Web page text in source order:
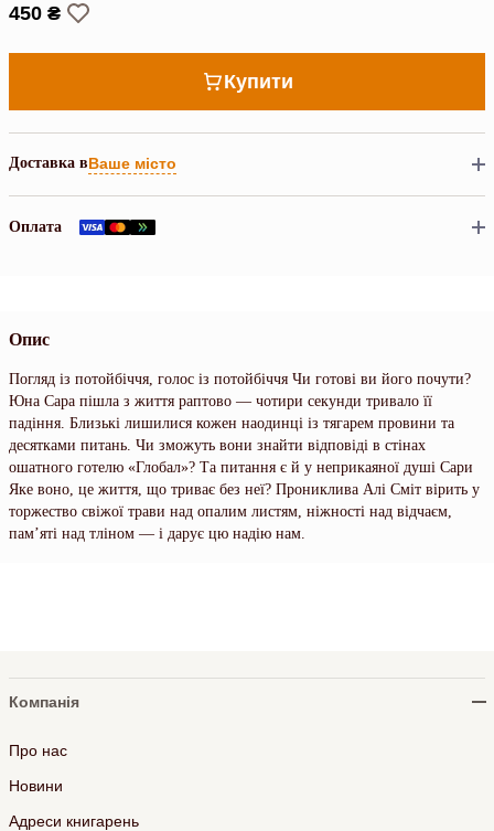
450 ₴
Купити
Доставка вВаше місто
Оплата
Опис
Погляд із потойбіччя, голос із потойбіччя Чи готові ви його почути?
Юна Сара пішла з життя раптово — чотири секунди тривало її
падіння. Близькі лишилися кожен наодинці із тягарем провини та
десятками питань. Чи зможуть вони знайти відповіді в стінах
ошатного готелю «Глобал»? Та питання є й у неприкаяної душі Сари
Яке воно, це життя, що триває без неї? Прониклива Алі Сміт вірить у
торжество свіжої трави над опалим листям, ніжності над відчаєм,
пам’яті над тліном — і дарує цю надію нам.
Компанія
Про нас
Новини
Адреси книгарень